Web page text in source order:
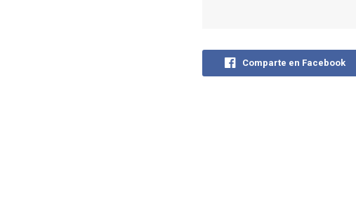
Comparte en Facebook